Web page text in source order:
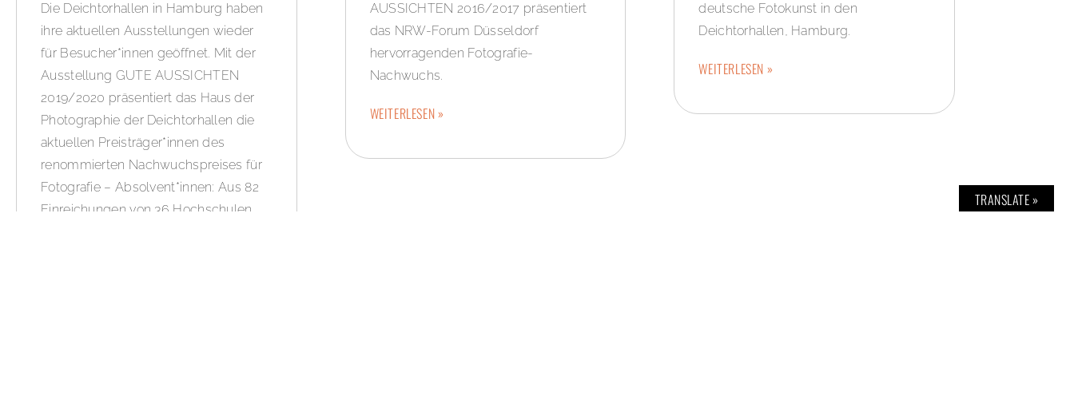
Die Deichtorhallen in Hamburg haben
ihre aktuellen Ausstellungen wieder
für Besucher*innen geöffnet. Mit der
Ausstellung GUTE AUSSICHTEN
2019/2020 präsentiert das Haus der
Photographie der Deichtorhallen die
aktuellen Preisträger*innen des
renommierten Nachwuchspreises für
Fotografie – Absolvent*innen: Aus 82
Einreichungen von 36 Hochschulen
AUSSICHTEN 2016/2017 präsentiert
das NRW-Forum Düsseldorf
hervorragenden Fotografie-
Nachwuchs.
WEITERLESEN »
deutsche Fotokunst in den
Deichtorhallen, Hamburg.
WEITERLESEN »
TRANSLATE »